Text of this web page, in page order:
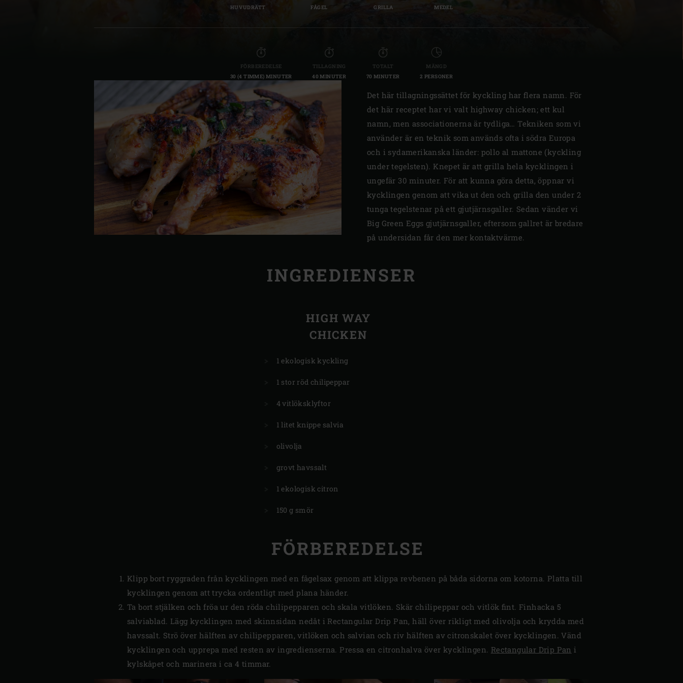
France | France
Germany | Deutschland
Greece | Ελλάδα
Hungary | Magyarország
Sweden | Sverige
Switzerland (French) | Schweiz (Français)
Switzerland | Schweiz
Turkey | Türkiye
HUVUDRÄTT
FÅGEL
GRILLA
MEDEL
FÖRBEREDELSE
30 (4 TIMME) MINUTER
TILLAGNING
40 MINUTER
TOTALT
70 MINUTER
MÄNGD
2 PERSONER
Det här tillagningssättet för kyckling har flera namn. För
det här receptet har vi valt highway chicken; ett kul
namn, men associationerna är tydliga… Tekniken som vi
använder är en teknik som används ofta i södra Europa
och i sydamerikanska länder: pollo al mattone (kyckling
under tegelsten). Knepet är att grilla hela kycklingen i
ungefär 30 minuter. För att kunna göra detta, öppnar vi
kycklingen genom att vika ut den och grilla den under 2
tunga tegelstenar på ett gjutjärnsgaller. Sedan vänder vi
Big Green Eggs gjutjärnsgaller, eftersom gallret är bredare
på undersidan får den mer kontaktvärme.
INGREDIENSER
HIGH WAY
CHICKEN
1 ekologisk kyckling
1 stor röd chilipeppar
4 vitlöksklyftor
1 litet knippe salvia
olivolja
grovt havssalt
1 ekologisk citron
150 g smör
FÖRBEREDELSE
Klipp bort ryggraden från kycklingen med en fågelsax genom att klippa revbenen på båda sidorna om kotorna. Platta till
kycklingen genom att trycka ordentligt med plana händer.
Ta bort stjälken och fröa ur den röda chilipepparen och skala vitlöken. Skär chilipeppar och vitlök fint. Finhacka 5
salviablad. Lägg kycklingen med skinnsidan nedåt i Rectangular Drip Pan, häll över rikligt med olivolja och krydda med
havssalt. Strö över hälften av chilipepparen, vitlöken och salvian och riv hälften av citronskalet över kycklingen. Vänd
kycklingen och upprepa med resten av ingredienserna. Pressa en citronhalva över kycklingen. Rectangular Drip Pan i
kylskåpet och marinera i ca 4 timmar.